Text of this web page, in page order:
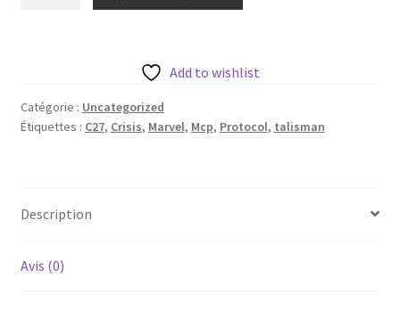
sa
base
Add to wishlist
Catégorie : Uncategorized
Étiquettes : C27, Crisis, Marvel, Mcp, Protocol, talisman
Description
Avis (0)